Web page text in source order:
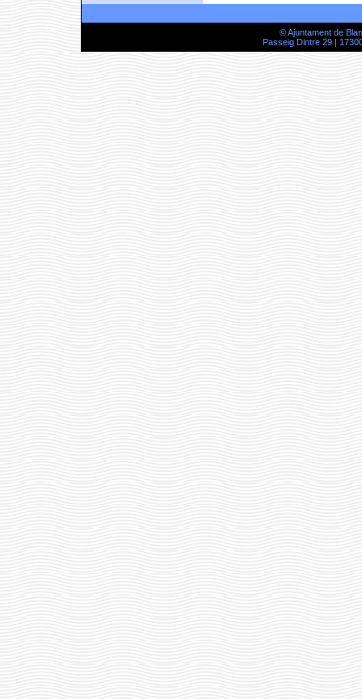
© Ajuntament de
Passeig Dintre 29 |